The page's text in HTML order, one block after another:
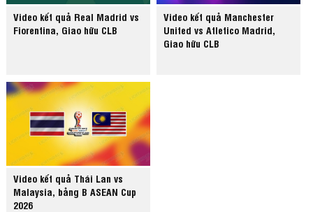
Video kết quả Real Madrid vs
Fiorentina, Giao hữu CLB
Video kết quả Manchester
United vs Atletico Madrid,
Giao hữu CLB
Video kết quả Thái Lan vs
Malaysia, bảng B ASEAN Cup
2026